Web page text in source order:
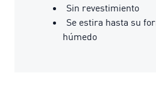
Sin revestimiento
Se estira hasta su
húmedo